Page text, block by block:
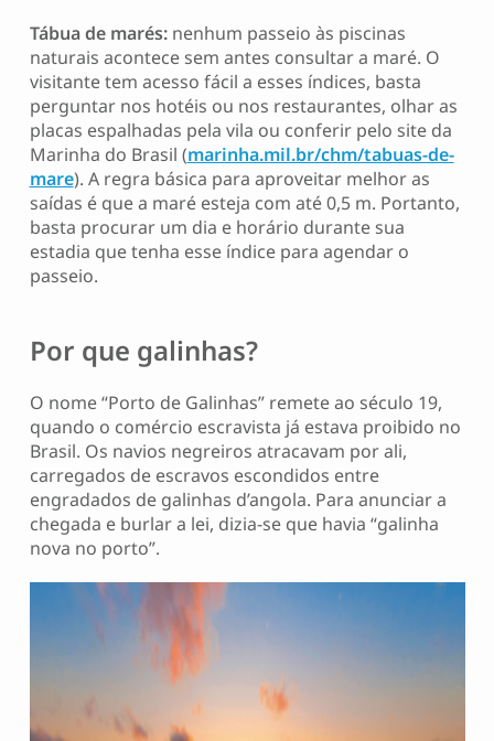
Tábua de marés:nenhum passeio às piscinas
naturais acontece sem antes consultar a maré. O
visitante tem acesso fácil a esses índices, basta
perguntar nos hotéis ou nos restaurantes, olhar as
placas espalhadas pela vila ou conferir pelo site da
Marinha do Brasil (marinha.mil.br/chm/tabuas-de-
mare). A regra básica para aproveitar melhor as
saídas é que a maré esteja com até 0,5 m. Portanto,
basta procurar um dia e horário durante sua
estadia que tenha esse índice para agendar o
passeio.
Por que galinhas?
O nome “Porto de Galinhas” remete ao século 19,
quando o comércio escravista já estava proibido no
Brasil. Os navios negreiros atracavam por ali,
carregados de escravos escondidos entre
engradados de galinhas d’angola. Para anunciar a
chegada e burlar a lei, dizia-se que havia “galinha
nova no porto”.